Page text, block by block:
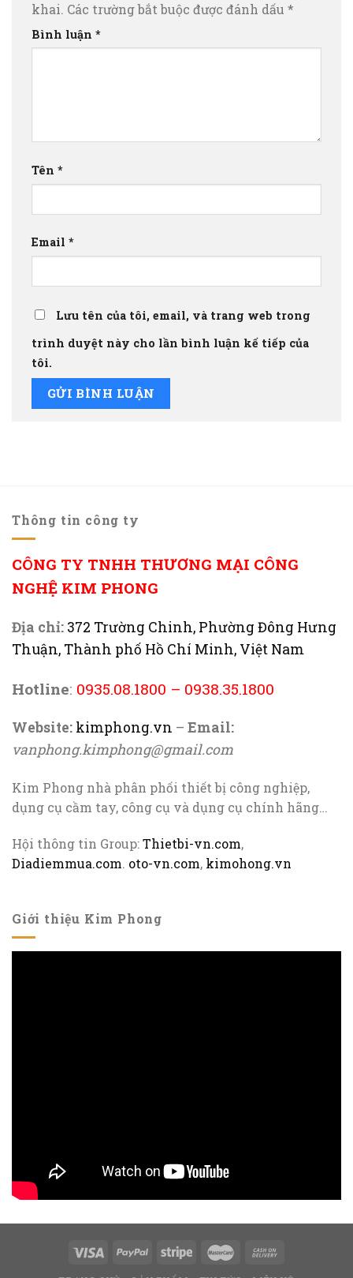
khai. Các trường bắt buộc được đánh dấu *
Bình luận *
Tên *
Email *
Lưu tên của tôi, email, và trang web trong
trình duyệt này cho lần bình luận kế tiếp của
tôi.
Thông tin công ty
CÔNG TY TNHH THƯƠNG MẠI CÔNG
NGHỆ KIM PHONG
Địa chỉ: 372 Trường Chinh, Phường Đông Hưng
Thuận, Thành phố Hồ Chí Minh, Việt Nam
Hotline: 0935.08.1800 – 0938.35.1800
Website: kimphong.vn – Email:
vanphong.kimphong@gmail.com
Kim Phong nhà phân phối thiết bị công nghiệp,
dụng cụ cầm tay, công cụ và dụng cụ chính hãng…
Hội thông tin Group:Thietbi-vn.com,
Diadiemmua.com. oto-vn.com, kimohong.vn
Giới thiệu Kim Phong